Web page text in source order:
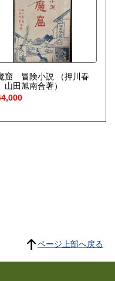
窟 冒険小説
（押川春
田旭南合著）
ページ上部へ戻る